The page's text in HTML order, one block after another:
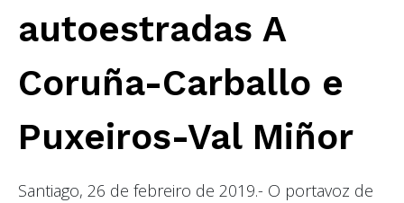
autoestradas A
Coruña-Carballo e
Puxeiros-Val Miñor
Santiago, 26 de febreiro de 2019.- O portavoz de